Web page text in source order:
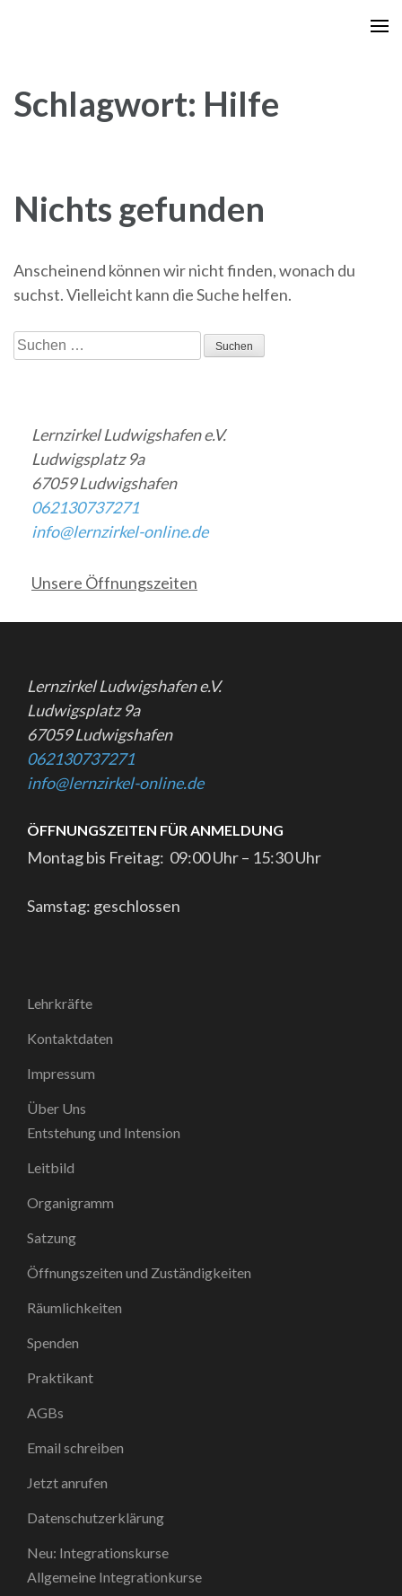
drücken)
Schlagwort: Hilfe
Nichts gefunden
Anscheinend können wir nicht finden, wonach du
suchst. Vielleicht kann die Suche helfen.
Suchen
nach:
Lernzirkel Ludwigshafen e.V.
Ludwigsplatz 9a
67059 Ludwigshafen
062130737271
info@lernzirkel-online.de
Unsere Öffnungszeiten
Lernzirkel Ludwigshafen e.V.
Ludwigsplatz 9a
67059 Ludwigshafen
062130737271
info@lernzirkel-online.de
ÖFFNUNGSZEITEN FÜR ANMELDUNG
Montag bis Freitag: 09:00 Uhr – 15:30 Uhr
Samstag: geschlossen
Lehrkräfte
Kontaktdaten
Impressum
Über Uns
Entstehung und Intension
Leitbild
Organigramm
Satzung
Öffnungszeiten und Zuständigkeiten
Räumlichkeiten
Spenden
Praktikant
AGBs
Email schreiben
Jetzt anrufen
Datenschutzerklärung
Neu: Integrationskurse
Allgemeine Integrationkurse